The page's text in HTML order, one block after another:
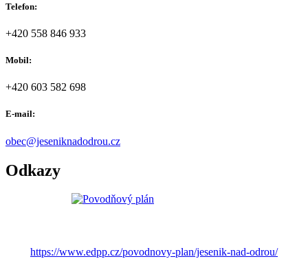
Telefon:
+420 558 846 933
Mobil:
+420 603 582 698
E-mail:
obec@jeseniknadodrou.cz
Odkazy
https://www.edpp.cz/povodnovy-plan/jesenik-nad-odrou/